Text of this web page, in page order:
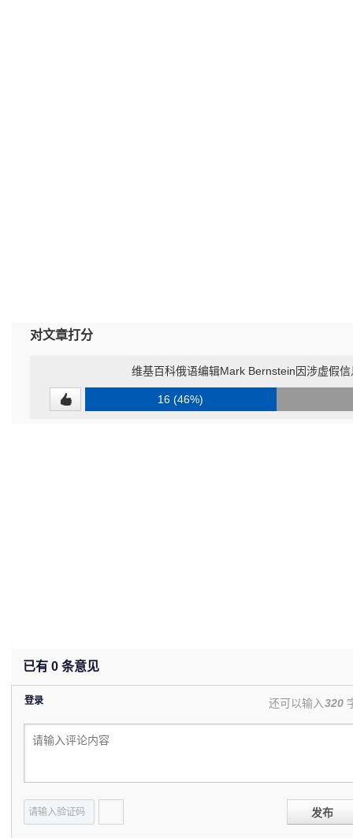
对文章打分
维基百科俄语编辑Mark Bernstein因涉虚假
16 (46%)
已有 0 条意见
登录 还可以输入320
发布